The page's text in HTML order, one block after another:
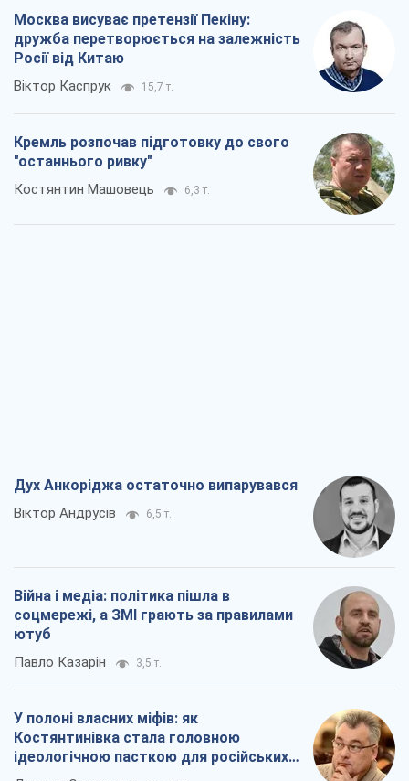
Москва висуває претензії Пекіну:
дружба перетворюється на залежність
Росії від Китаю
Віктор Каспрук 15,7 т.
Кремль розпочав підготовку до свого
"останнього ривку"
Костянтин Машовець 6,3 т.
Дух Анкоріджа остаточно випарувався
Віктор Андрусів 6,5 т.
Війна і медіа: політика пішла в
соцмережі, а ЗМІ грають за правилами
ютуб
Павло Казарін 3,5 т.
У полоні власних міфів: як
Костянтинівка стала головною
ідеологічною пасткою для російських
окупантів